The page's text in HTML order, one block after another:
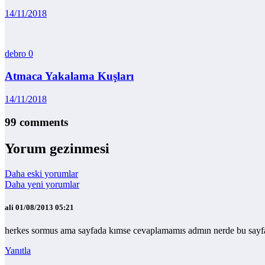
14/11/2018
debro 0
Atmaca Yakalama Kuşları
14/11/2018
99 comments
Yorum gezinmesi
Daha eski yorumlar
Daha yeni yorumlar
ali 01/08/2013 05:21
herkes sormus ama sayfada kımse cevaplamamıs admın nerde bu
Yanıtla